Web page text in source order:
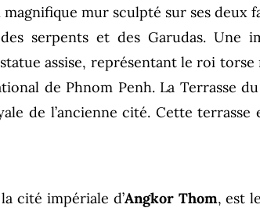
mur sculpté sur ses deux
serpents et des Garudas. Une
assise, représentant le roi
de Phnom Penh. La Terrasse
de l’ancienne cité. Cette
cité impériale d’Angkor Thom, est